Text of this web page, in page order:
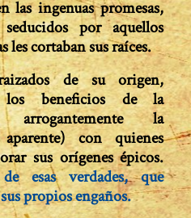
las ingenuas promesas,
por aquellos
les cortaban sus raíces.
de su origen,
los beneficios de la
arro­gantemente la
con quienes
sus orígenes épicos.
esas verdades, que
propios engaños.